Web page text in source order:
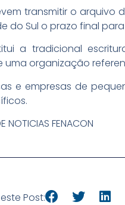
transmitir o arquivo
do Sul o prazo final
a tradicional
uma organização
e empresas de
NOTICIAS FENACON
Post: